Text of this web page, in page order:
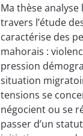
Ma thèse
travers l’étude
caractérise des
mahorais :
pression
situation
tensions se
négocient ou se
passer d’un